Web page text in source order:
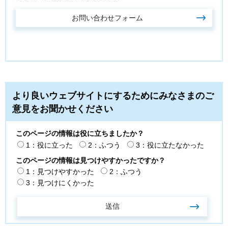
より良いウェブサイトにするためにみなさまのご
意見をお聞かせください
このページの情報は役に立ちましたか？
1：役に立った
2：ふつう
3：役に立たなかった
このページの情報は見つけやすかったですか？
1：見つけやすかった
2：ふつう
3：見つけにくかった